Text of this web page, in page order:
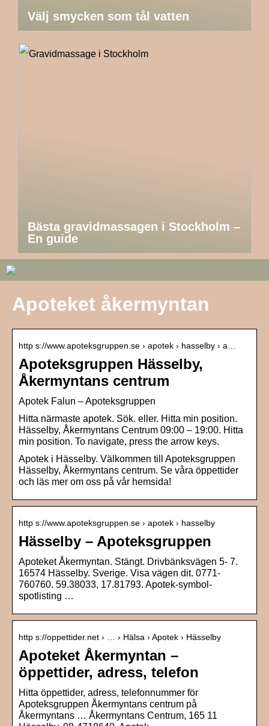
Välj smycken som tål vatten
Bästa gravidmassagen i Stockholm –
En guide
Apoteket åkermyntan
http s://www.apoteksgruppen.se › apotek › hasselby › a…
Apoteksgruppen Hässelby,
Åkermyntans centrum
Apotek Falun – Apoteksgruppen
Hitta närmaste apotek. Sök. eller. Hitta min position.
Hässelby, Åkermyntans Centrum 09:00 – 19:00. Hitta
min position. To navigate, press the arrow keys.
Apotek i Hässelby. Välkommen till Apoteksgruppen
Hässelby, Åkermyntans centrum. Se våra öppettider
och läs mer om oss på vår hemsida!
http s://www.apoteksgruppen.se › apotek › hasselby
Hässelby – Apoteksgruppen
Apoteket Åkermyntan. Stängt. Drivbänksvägen 5- 7.
16574 Hässelby. Sverige. Visa vägen dit. 0771-
760760. 59.38033, 17.81793. Apotek-symbol-
spotlisting …
http s://oppettider.net › … › Hälsa › Apotek › Hässelby
Apoteket Åkermyntan –
öppettider, adress, telefon
Hitta öppettider, adress, telefonnummer för
Apoteksgruppen Åkermyntans centrum på
Åkermyntans … Åkermyntans Centrum, 165 11